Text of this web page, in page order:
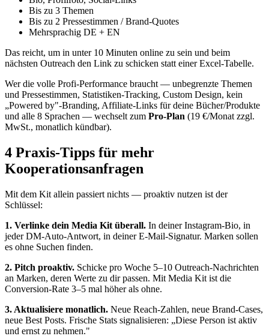
Bis zu 3 Themen
Bis zu 2 Pressestimmen / Brand-Quotes
Mehrsprachig DE + EN
Das reicht, um in unter 10 Minuten online zu sein und beim
nächsten Outreach den Link zu schicken statt einer Excel-Tabelle.
Wer die volle Profi-Performance braucht — unbegrenzte Themen
und Pressestimmen, Statistiken-Tracking, Custom Design, kein
„Powered by"-Branding, Affiliate-Links für deine Bücher/Produkte
und alle 8 Sprachen — wechselt zum Pro-Plan (19 €/Monat zzgl.
MwSt., monatlich kündbar).
4 Praxis-Tipps für mehr
Kooperationsanfragen
Mit dem Kit allein passiert nichts — proaktiv nutzen ist der
Schlüssel:
1. Verlinke dein Media Kit überall. In deiner Instagram-Bio, in
jeder DM-Auto-Antwort, in deiner E-Mail-Signatur. Marken sollen
es ohne Suchen finden.
2. Pitch proaktiv. Schicke pro Woche 5–10 Outreach-Nachrichten
an Marken, deren Werte zu dir passen. Mit Media Kit ist die
Conversion-Rate 3–5 mal höher als ohne.
3. Aktualisiere monatlich. Neue Reach-Zahlen, neue Brand-Cases,
neue Best Posts. Frische Stats signalisieren: „Diese Person ist aktiv
und ernst zu nehmen."